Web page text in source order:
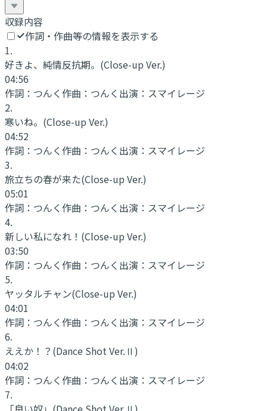
収録内容
作詞・作曲等の情報を表示する
1.
好きよ、純情反抗期。 (Close-up Ver.)
04:56
作詞： つんく作曲： つんく 出演： スマイレージ
2.
寒いね。 (Close-up Ver.)
04:52
作詞： つんく作曲： つんく 出演： スマイレージ
3.
旅立ちの春が来た(Close-up Ver.)
05:01
作詞： つんく作曲： つんく 出演： スマイレージ
4.
新しい私になれ！ (Close-up Ver.)
03:50
作詞： つんく作曲： つんく 出演： スマイレージ
5.
ヤッタルチャン(Close-up Ver.)
04:01
作詞： つんく作曲： つんく 出演： スマイレージ
6.
ええか！？ (Dance Shot Ver.Ⅱ)
04:02
作詞： つんく作曲： つんく 出演： スマイレージ
7.